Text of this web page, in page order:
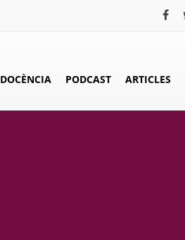
DOCÈNCIA PODCAST ARTICLES